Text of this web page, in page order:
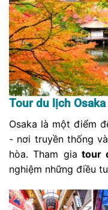
Tour du lịch
Osaka là một điểm
- nơi truyền thống
hòa. Tham gia tour
nghiệm những điều